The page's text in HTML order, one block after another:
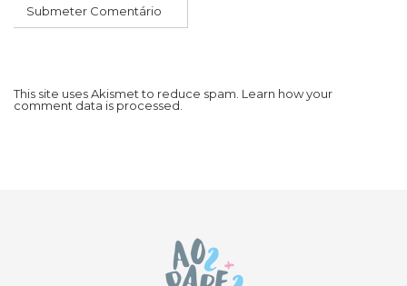
This site uses Akismet to reduce spam. Learn how your
comment data is processed.